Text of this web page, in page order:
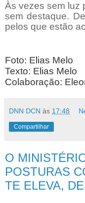
Às vezes sem luz
sem destaque.
pelos que estão
Foto: Elias Melo
Texto: Elias Melo
Colaboração:
DNN DCN às 17:48
Compartilhar
O
POSTURAS
TE ELEVA,